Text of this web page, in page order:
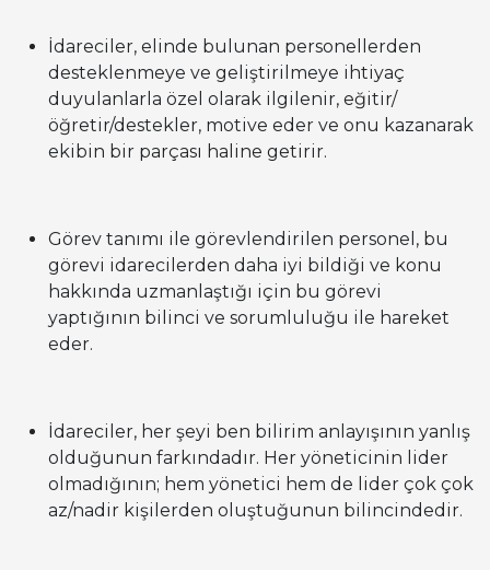
İdareciler, elinde bulunan personellerden
desteklenmeye ve geliştirilmeye ihtiyaç
duyulanlarla özel olarak ilgilenir, eğitir/
öğretir/destekler, motive eder ve onu kazanarak
ekibin bir parçası haline getirir.
Görev tanımı ile görevlendirilen personel, bu
görevi idarecilerden daha iyi bildiği ve konu
hakkında uzmanlaştığı için bu görevi
yaptığının bilinci ve sorumluluğu ile hareket
eder.
İdareciler, her şeyi ben bilirim anlayışının yanlış
olduğunun farkındadır. Her yöneticinin lider
olmadığının; hem yönetici hem de lider çok çok
az/nadir kişilerden oluştuğunun bilincindedir.